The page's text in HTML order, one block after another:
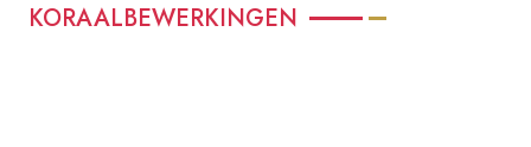
KORAALBEWERKINGEN